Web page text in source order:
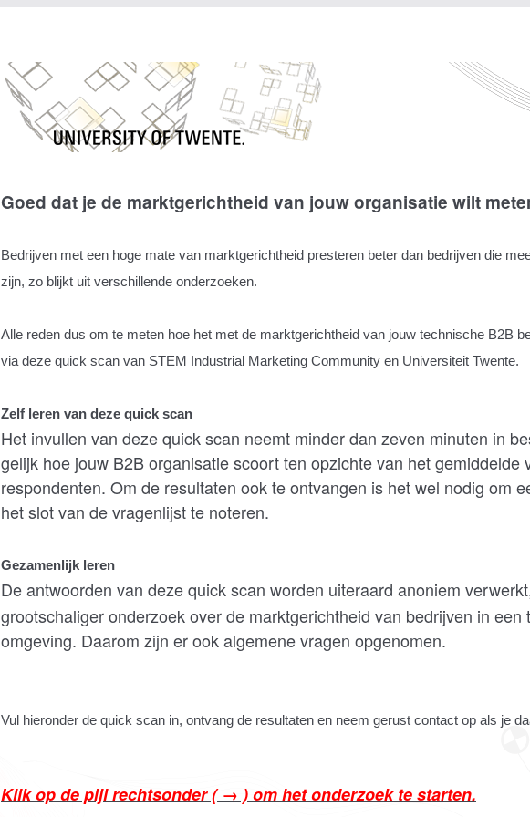
Goed dat je de marktgerichtheid van jouw organisatie wilt
Bedrijven met een hoge mate van marktgerichtheid presteren beter dan bedrijven die
zijn, zo blijkt uit verschillende onderzoeken.
Alle reden dus om te meten hoe het met de marktgerichtheid van jouw technische B2B
via deze quick scan van STEM Industrial Marketing Community en Universiteit Twente.
Zelf leren van deze quick scan
Het invullen van deze quick scan neemt minder dan zeven minuten in
gelijk hoe jouw B2B organisatie scoort ten opzichte van het gemiddelde
respondenten. Om de resultaten ook te ontvangen is het wel nodig om
het slot van de vragenlijst te noteren.
Gezamenlijk leren
De antwoorden van deze quick scan worden uiteraard anoniem
grootschaliger onderzoek over de marktgerichtheid van bedrijven in een
omgeving. Daarom zijn er ook algemene vragen opgenomen.
Vul hieronder de quick scan in, ontvang de resultaten en neem gerust contact op als je
Klik op de pijl rechtsonder ( → ) om het onderzoek te starten.